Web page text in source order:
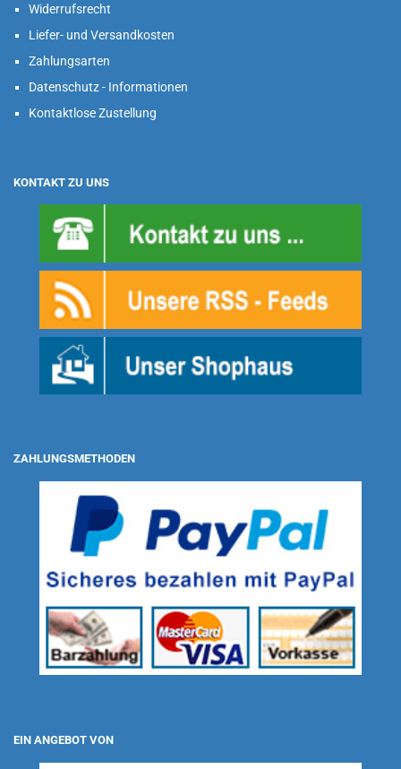
Widerrufsrecht
Liefer- und Versandkosten
Zahlungsarten
Datenschutz - Informationen
Kontaktlose Zustellung
KONTAKT ZU UNS
ZAHLUNGSMETHODEN
EIN ANGEBOT VON